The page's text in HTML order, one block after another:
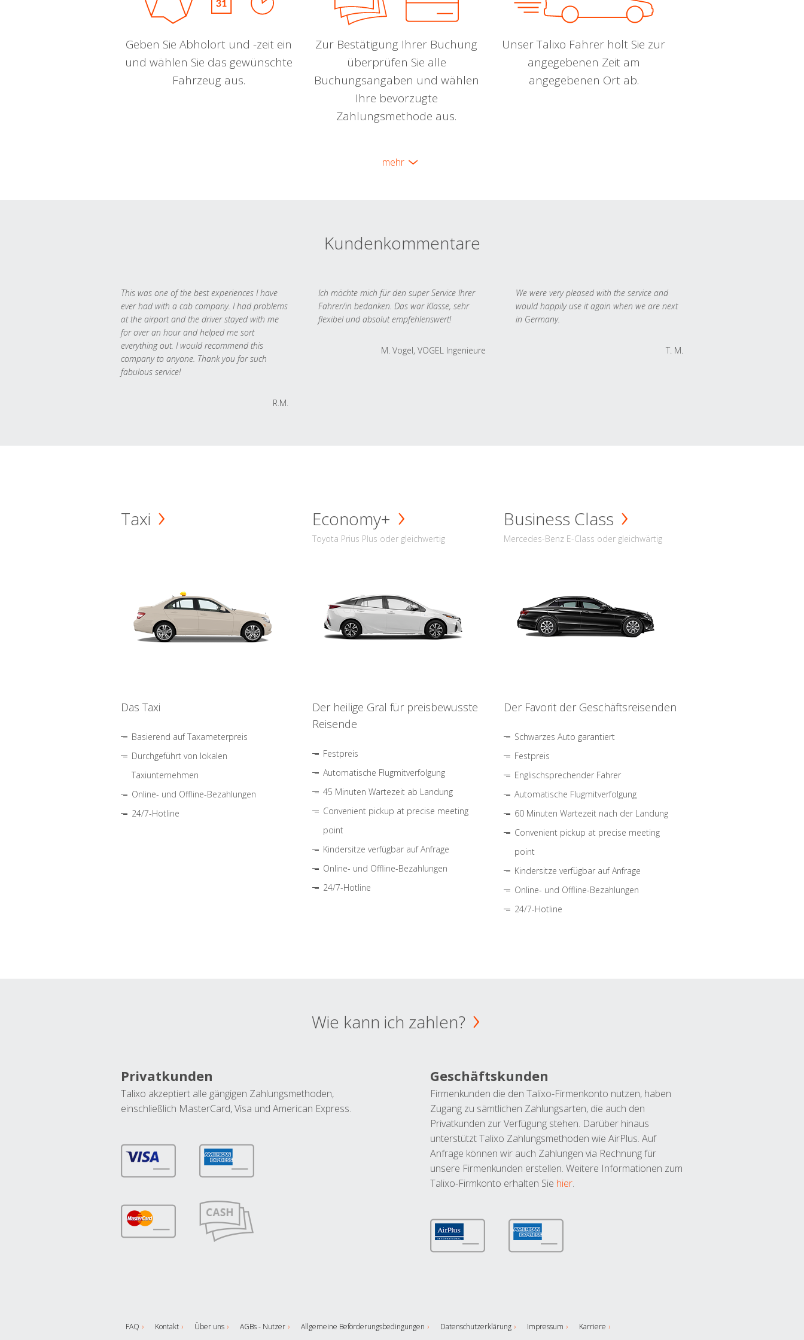
Geben Sie Abholort und -zeit ein
und wählen Sie das gewünschte
Fahrzeug aus.
Zur Bestätigung Ihrer Buchung
überprüfen Sie alle
Buchungsangaben und wählen
Ihre bevorzugte
Zahlungsmethode aus.
Unser Talixo Fahrer holt Sie zur
angegebenen Zeit am
angegebenen Ort ab.
mehr
Kundenkommentare
This was one of the best experiences I have
ever had with a cab company. I had problems
at the airport and the driver stayed with me
for over an hour and helped me sort
everything out. I would recommend this
company to anyone. Thank you for such
fabulous service!
R.M.
Ich möchte mich für den super Service Ihrer
Fahrer/in bedanken. Das war Klasse, sehr
flexibel und absolut empfehlenswert!
M. Vogel, VOGEL Ingenieure
We were very pleased with the service and
would happily use it again when we are next
in Germany.
T. M.
Taxi
Das Taxi
Basierend auf Taxameterpreis
Durchgeführt von lokalen
Taxiunternehmen
Online- und Offline-Bezahlungen
24/7-Hotline
Economy+
Toyota Prius Plus oder gleichwertig
Der heilige Gral für preisbewusste
Reisende
Festpreis
Automatische Flugmitverfolgung
45 Minuten Wartezeit ab Landung
Convenient pickup at precise meeting
point
Kindersitze verfügbar auf Anfrage
Online- und Offline-Bezahlungen
24/7-Hotline
Business Class
Mercedes-Benz E-Class oder gleichwärtig
Der Favorit der Geschäftsreisenden
Schwarzes Auto garantiert
Festpreis
Englischsprechender Fahrer
Automatische Flugmitverfolgung
60 Minuten Wartezeit nach der Landung
Convenient pickup at precise meeting
point
Kindersitze verfügbar auf Anfrage
Online- und Offline-Bezahlungen
24/7-Hotline
Wie kann ich zahlen?
Privatkunden
Talixo akzeptiert alle gängigen Zahlungsmethoden,
einschließlich MasterCard, Visa und American Express.
Geschäftskunden
Firmenkunden die den Talixo-Firmenkonto nutzen, haben
Zugang zu sämtlichen Zahlungsarten, die auch den
Privatkunden zur Verfügung stehen. Darüber hinaus
unterstützt Talixo Zahlungsmethoden wie AirPlus. Auf
Anfrage können wir auch Zahlungen via Rechnung für
unsere Firmenkunden erstellen. Weitere Informationen zum
Talixo-Firmkonto erhalten Sie hier.
FAQ Kontakt Über uns AGBs - Nutzer Allgemeine Beförderungsbedingungen Datenschutzerklärung Impressum Karriere